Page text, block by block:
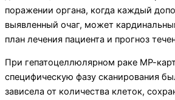
поражении ор­гана, когда каждый
выявленный очаг, может
план лечения пациента и прогноз
При гепатоцеллюлярном раке МР-
специфическую фазу сканирования
зависела от количества клеток,